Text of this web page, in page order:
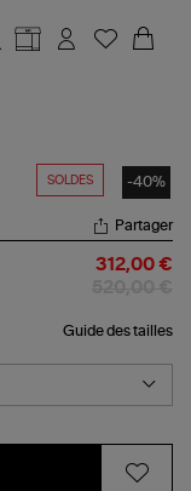
SOLDES -40%
Partager
312,00 €
Guide des tailles